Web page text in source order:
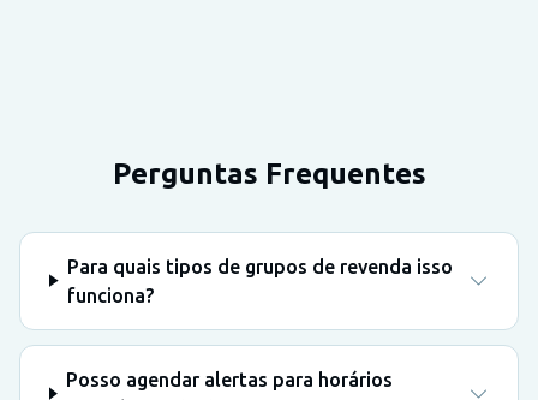
Perguntas Frequentes
Para quais tipos de grupos de revenda isso
funciona?
Posso agendar alertas para horários